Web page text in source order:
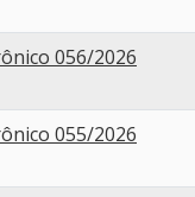
056/2026
055/2026